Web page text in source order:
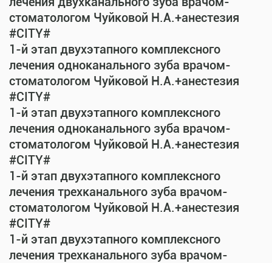
стоматологом Чуйковой Н.А.+анестезия
#CITY#
1-й этап двухэтапного комплексного
лечения одноканального зуба врачом-
стоматологом Чуйковой Н.А.+анестезия
#CITY#
1-й этап двухэтапного комплексного
лечения одноканального зуба врачом-
стоматологом Чуйковой Н.А.+анестезия
#CITY#
1-й этап двухэтапного комплексного
лечения трехканального зуба врачом-
стоматологом Чуйковой Н.А.+анестезия
#CITY#
1-й этап двухэтапного комплексного
лечения трехканального зуба врачом-